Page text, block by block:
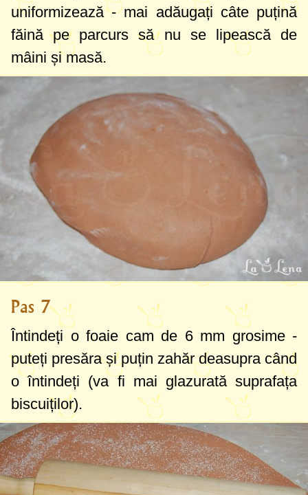
uniformizează - mai adăugați câte puțină
făină pe parcurs să nu se lipească de
mâini și masă.
Pas 7
Întindeți o foaie cam de 6 mm grosime -
puteți presăra și puțin zahăr deasupra când
o întindeți (va fi mai glazurată suprafața
biscuiților).